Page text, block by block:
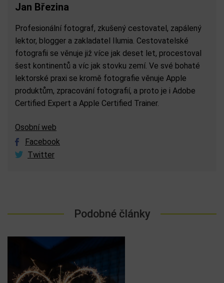
Jan Březina
Profesionální fotograf, zkušený cestovatel, zapálený
lektor, blogger a zakladatel Ilumia. Cestovatelské
fotografii se věnuje již více jak deset let, procestoval
šest kontinentů a víc jak stovku zemí. Ve své bohaté
lektorské praxi se kromě fotografie věnuje Apple
produktům, zpracování fotografií, a proto je i Adobe
Certified Expert a Apple Certified Trainer.
Osobní web
Facebook
Twitter
Podobné články